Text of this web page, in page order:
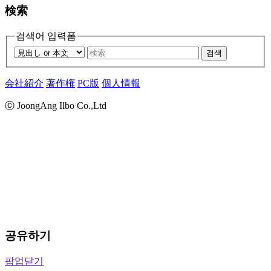
検索
검색어 입력폼
검색
会社紹介 著作権 PC版 個人情報
ⓒ JoongAng Ilbo Co.,Ltd
공유하기
팝업닫기